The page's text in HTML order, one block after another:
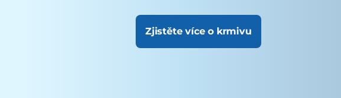
Zjistěte více o krmivu